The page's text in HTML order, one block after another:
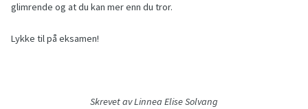
glimrende og at du kan mer enn du tror.
Lykke til på eksamen!
Skrevet av Linnea Elise Solvang